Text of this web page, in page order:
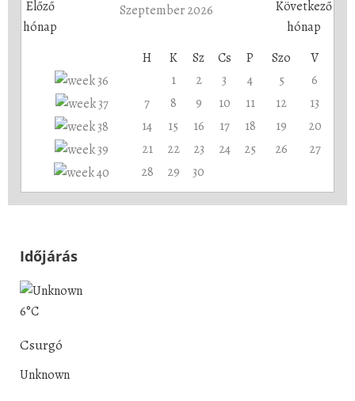
Szeptember 2026
H K Sz Cs P Szo
V
1
2 3 4 5
6
7
8 9 10 11 12
13
14
15 16 17 18 19
20
21
22 23 24 25 26
27
28
29 30
Időjárás
6°C
Csurgó
Unknown